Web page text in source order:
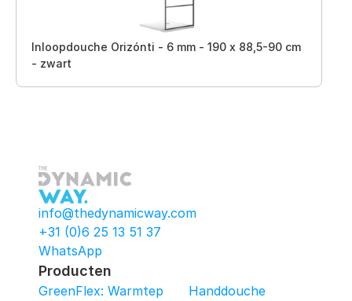
Inloopdouche Orizónti - 6 mm - 190 x 88,5-90 cm
- zwart
info@thedynamicway.com
+31 (0)6 25 13 51 37
WhatsApp
Producten
GreenFlex: Warmtepomop-BoxHanddouche